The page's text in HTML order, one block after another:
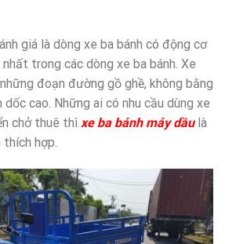
giá là dòng xe ba bánh có động cơ
trong các dòng xe ba bánh. Xe
đoạn đường gồ ghề, không bằng
cao. Những ai có nhu cầu dùng xe
chở thuê thì xe ba bánh máy dầulà
hợp.